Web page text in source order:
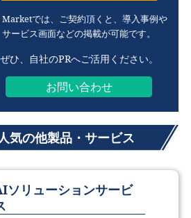
では、ご契約頂くと、導入事例や
サービス画面などの掲載が可能です。
ぜひ、自社のPRへご活用ください。
お問い合わせ
気の他製品・サービス
ソリューションサービ